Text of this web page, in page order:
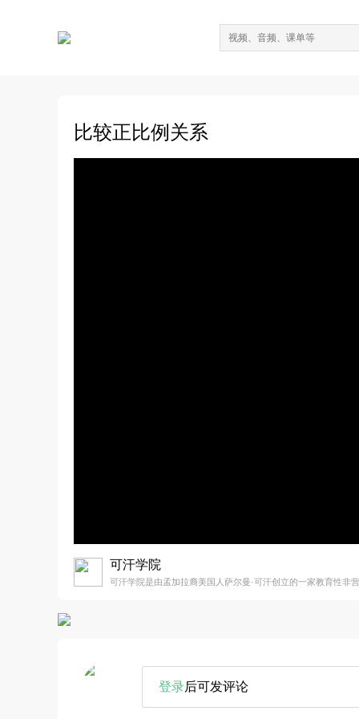
比较正比例关系
可汗学院
可汗学院是由孟加拉裔美国人萨尔曼·可汗创立的一家教育性非营
登录后可发评论